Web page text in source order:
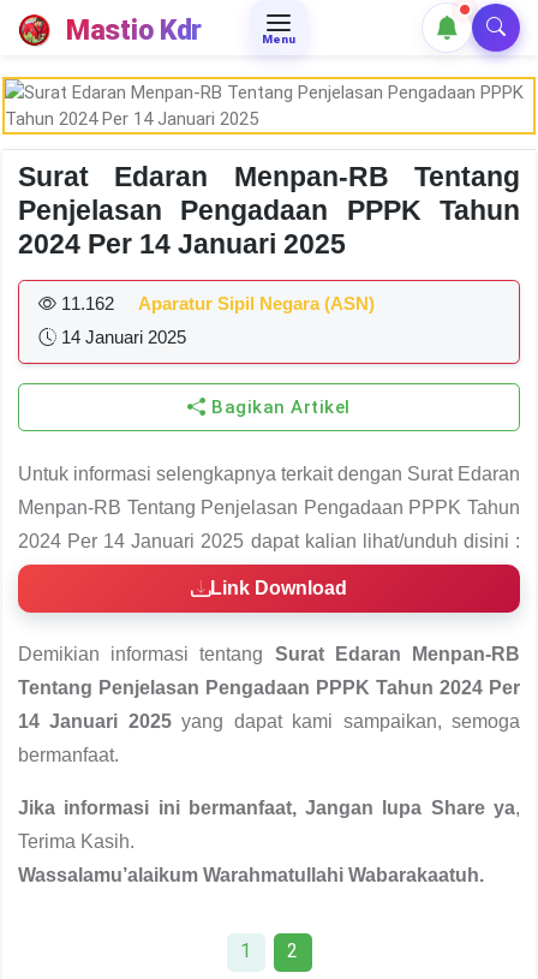
Mastio Kdr Menu
Surat Edaran Menpan-RB Tentang
Penjelasan Pengadaan PPPK Tahun
2024 Per 14 Januari 2025
11.162
Aparatur Sipil Negara (ASN)
14 Januari 2025
Bagikan Artikel
Untuk informasi selengkapnya terkait dengan Surat Edaran
Menpan-RB Tentang Penjelasan Pengadaan PPPK Tahun
2024 Per 14 Januari 2025 dapat kalian lihat/unduh disini :
Link Download
Demikian informasi tentang Surat Edaran Menpan-RB
Tentang Penjelasan Pengadaan PPPK Tahun 2024 Per
14 Januari 2025yang dapat kami sampaikan, semoga
bermanfaat.
Jika informasi ini bermanfaat, Jangan lupa Share ya,
Terima Kasih.
Wassalamu’alaikum Warahmatullahi Wabarakaatuh.
1 2